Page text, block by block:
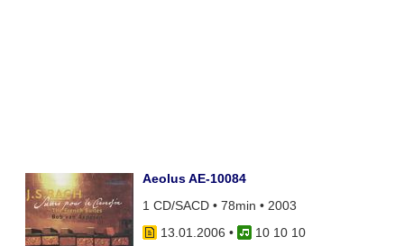
Aeolus AE-10084
1 CD/SACD • 78min • 2003
13.01.2006 •
10 10 10